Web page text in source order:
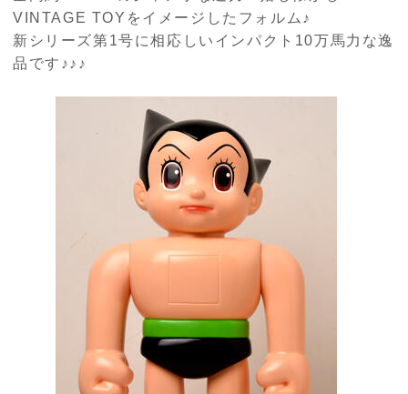
VINTAGE TOY をイメージしたフォルム♪
新シリーズ第 1号に相応しいインパクト 10万馬力な逸
品です♪♪♪